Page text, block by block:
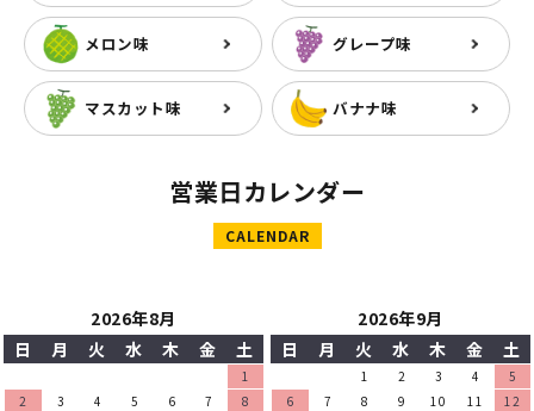
メロン味 グレープ味
マスカット味 バナナ味
営業日カレンダー
CALENDAR
2026年8月
日
月 火 水 木 金 土
1
2
3 4 5 6 7
8
2026年9月
日
月 火 水 木 金 土
1 2 3 4
5
6
7 8 9 10 11
12